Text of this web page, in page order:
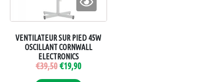
VENTILATEUR SUR PIED 45W
OSCILLANT CORNWALL
ELECTRONICS
€39,50€19,90